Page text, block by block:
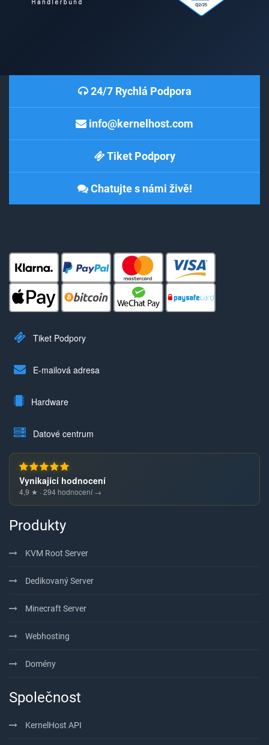
24/7 Rychlá Podpora
info@kernelhost.com
Tiket Podpory
Chatujte s námi živě!
Tiket Podpory
E-mailová adresa
Hardware
Datové centrum
Vynikající hodnocení
4,9 ★ · 294 hodnocení →
Produkty
KVM Root Server
Dedikovaný Server
Minecraft Server
Webhosting
Domény
Společnost
KernelHost API